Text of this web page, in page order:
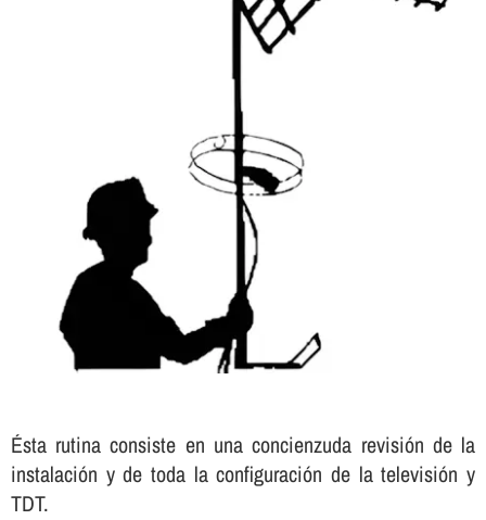
Ésta rutina consiste en una concienzuda revisión de la
instalación y de toda la configuración de la televisión y
TDT.